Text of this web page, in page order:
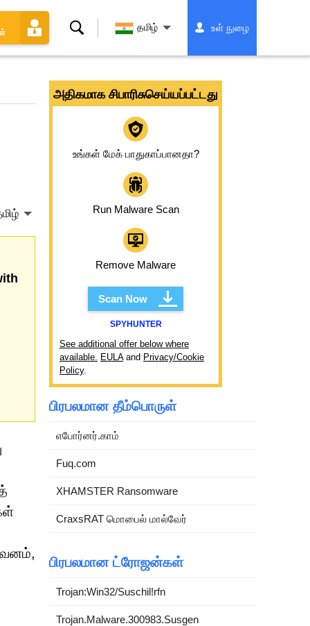
தேடல் தமிழ் உள் நுழை
அதிகமாக சிபாரிசுசெய்யப்பட்டது
உங்கள் மேக் பாதுகாப்பானதா?
Run Malware Scan
Remove Malware
Scan Now
SPYHUNTER
See additional offer below where
available. EULAand Privacy/Cookie
Policy.
பிரபலமான தீம்பொருள்
எபோர்னர்.காம்
Fuq.com
XHAMSTER Ransomware
CraxsRAT மொபைல் மால்வேர்
பிரபலமான ட்ரோஜன்கள்
Trojan:Win32/Suschil!rfn
Trojan.Malware.300983.Susgen